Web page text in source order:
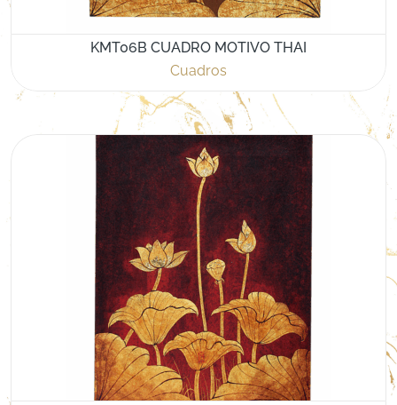
KMT06B CUADRO MOTIVO THAI
Cuadros